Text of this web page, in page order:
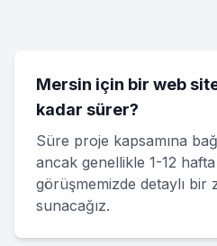
Mersin için bir web
kadar sürer?
Süre proje kapsamına
ancak genellikle 1-12 hafta
görüşmemizde detaylı bir
sunacağız.